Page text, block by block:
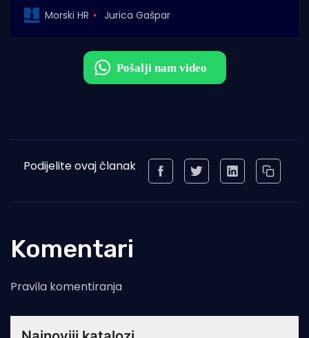
Morski HR Jurica Gašpar
Podijelite ovaj članak
Komentari
Pravila komentiranja